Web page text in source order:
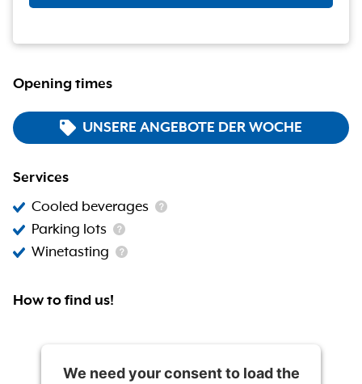
Opening times
UNSERE ANGEBOTE DER WOCHE
Services
Cooled beverages
Parking lots
Winetasting
How to find us!
We need your consent to load the